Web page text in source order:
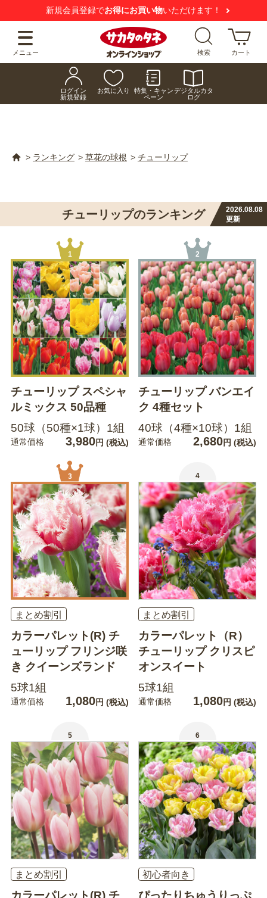
【注意喚起】悪質な偽サイトにご注意ください
メニュー 検索 カート
ログイン
新規登録
お気に入り
特集・キャン
ペーン
デジタルカタ
ログ
> ランキング > 草花の球根 > チューリップ
チューリップのランキング
2026.08.08
更新
1
チューリップ スペシャ
ルミックス 50品種
50球（50種×1球）1組
通常価格 3,980円 (税込)
2
チューリップ バンエイ
ク 4種セット
40球（4種×10球）1組
通常価格 2,680円 (税込)
3
まとめ割引
カラーパレット(R) チ
ューリップ フリンジ咲
き クイーンズランド
5球1組
通常価格 1,080円 (税込)
4
まとめ割引
カラーパレット（R）
チューリップ クリスピ
オンスイート
5球1組
通常価格 1,080円 (税込)
5
まとめ割引
6
初心者向き